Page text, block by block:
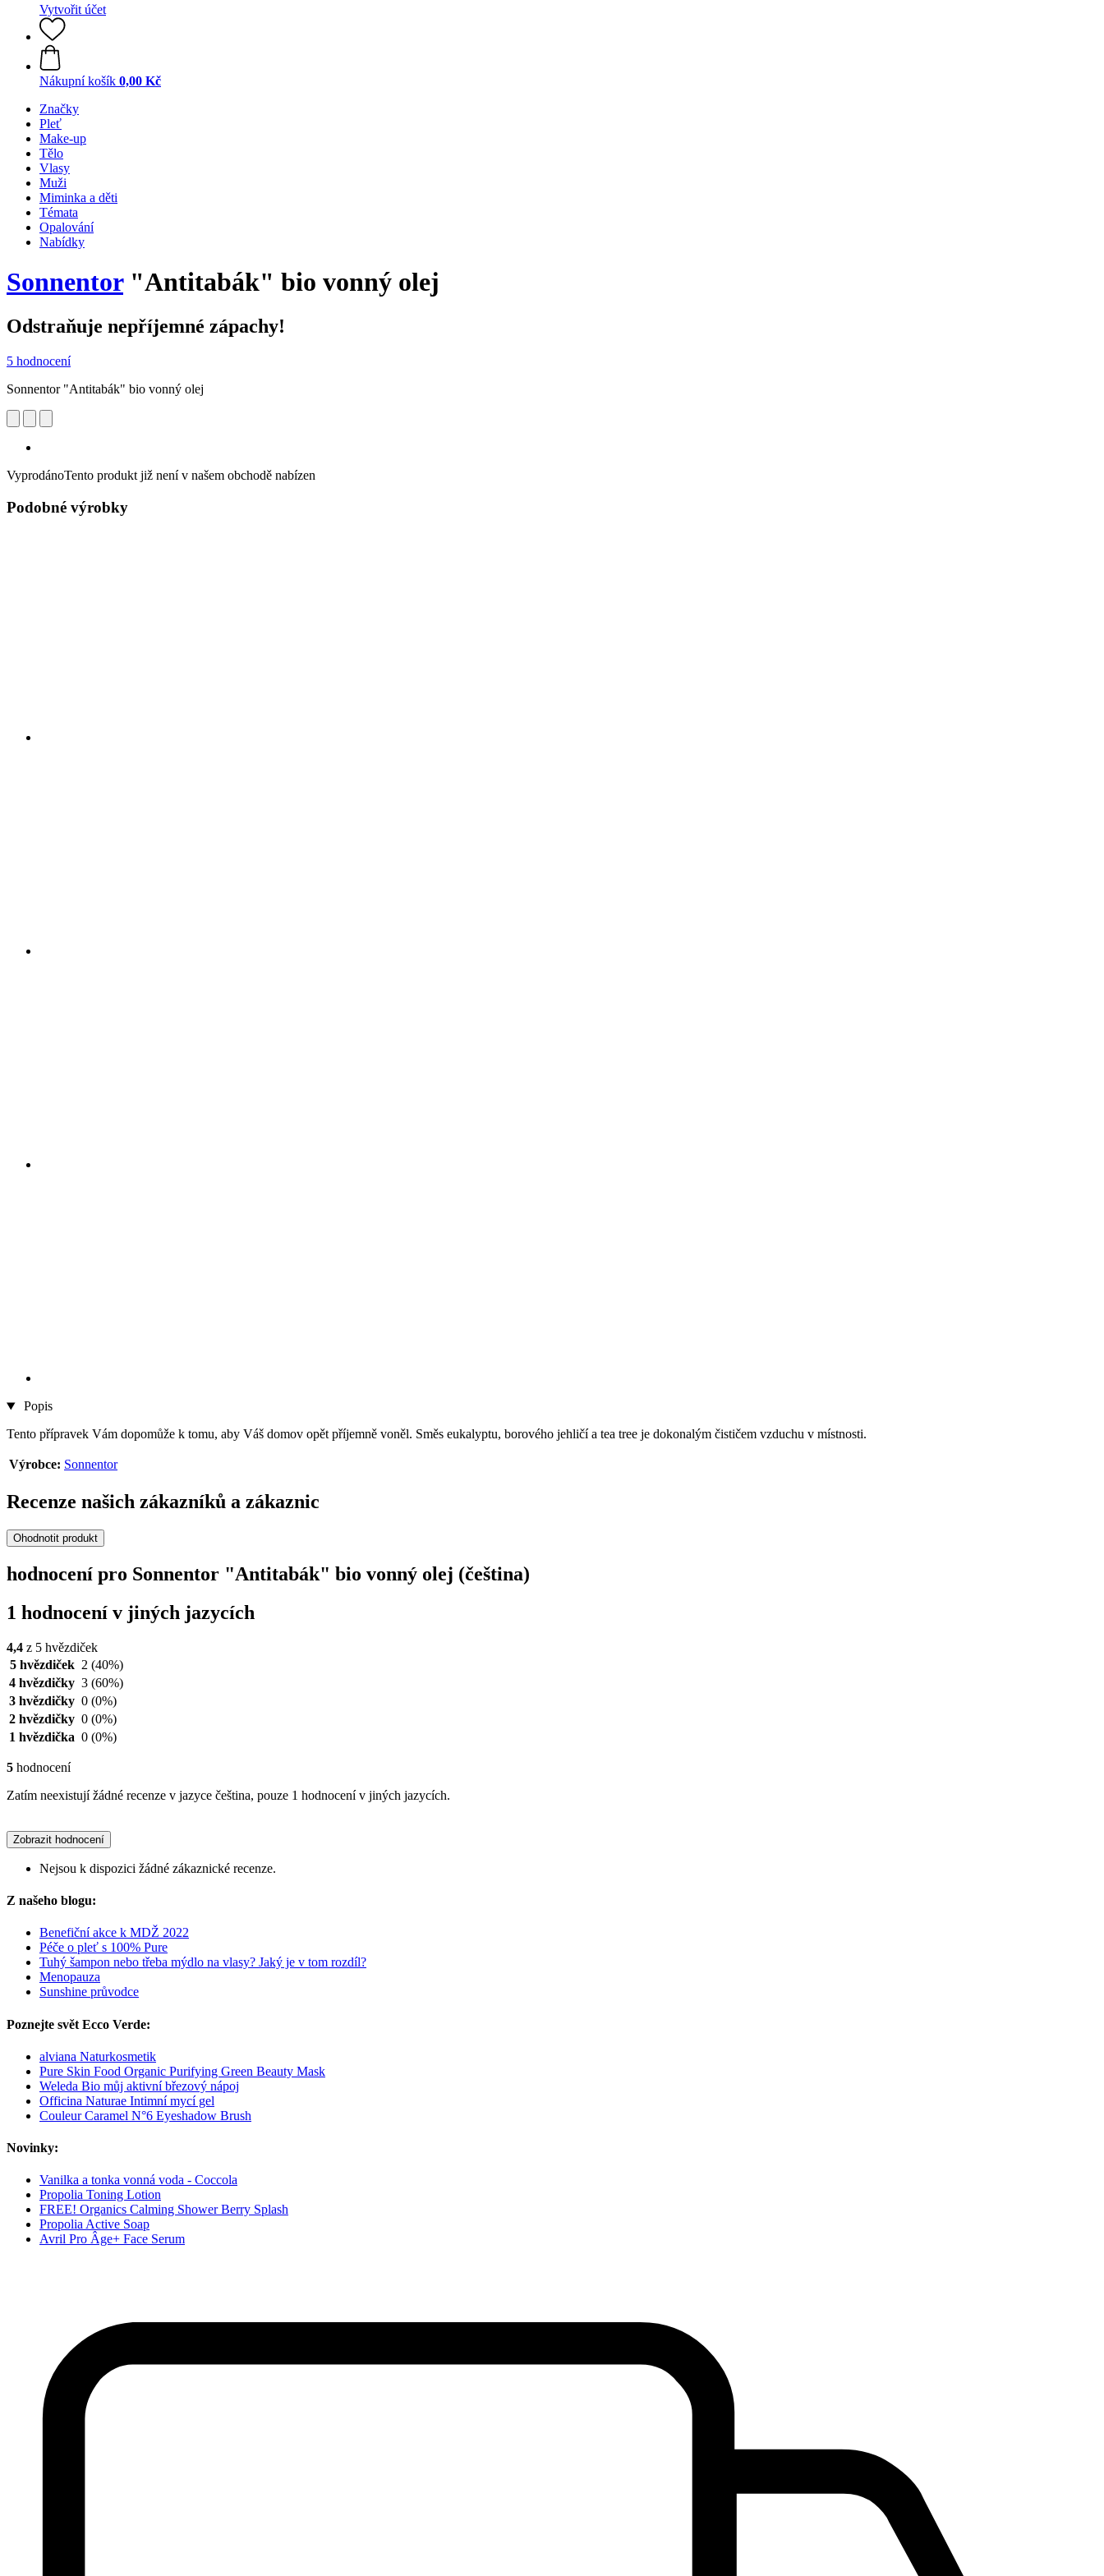
Vytvořit účet
Nákupní košík 0,00 Kč
Značky
Pleť
Make-up
Tělo
Vlasy
Muži
Miminka a děti
Témata
Opalování
Nabídky
Sonnentor"Antitabák" bio vonný olej
Odstraňuje nepříjemné zápachy!
5 hodnocení
Sonnentor "Antitabák" bio vonný olej
VyprodánoTento produkt již není v našem obchodě nabízen
Podobné výrobky
Popis
Tento přípravek Vám dopomůže k tomu, aby Váš domov opět příjemně voněl. Směs eukalyptu, borového jehličí a tea tree je dokonalým čističem vzduchu v místnosti.
Výrobce: Sonnentor
Recenze našich zákazníků a zákaznic
Ohodnotit produkt
hodnocení pro Sonnentor "Antitabák" bio vonný olej (čeština)
1 hodnocení v jiných jazycích
4,4 z 5 hvězdiček
5 hvězdiček 2 (40%)
4 hvězdičky 3 (60%)
3 hvězdičky 0 (0%)
2 hvězdičky 0 (0%)
1 hvězdička 0 (0%)
5 hodnocení
Zatím neexistují žádné recenze v jazyce čeština, pouze 1 hodnocení v jiných jazycích.
Zobrazit hodnocení
Nejsou k dispozici žádné zákaznické recenze.
Z našeho blogu:
Benefiční akce k MDŽ 2022
Péče o pleť s 100% Pure
Tuhý šampon nebo třeba mýdlo na vlasy? Jaký je v tom rozdíl?
Menopauza
Sunshine průvodce
Poznejte svět Ecco Verde:
alviana Naturkosmetik
Pure Skin Food Organic Purifying Green Beauty Mask
Weleda Bio můj aktivní březový nápoj
Officina Naturae Intimní mycí gel
Couleur Caramel N°6 Eyeshadow Brush
Novinky:
Vanilka a tonka vonná voda - Coccola
Propolia Toning Lotion
FREE! Organics Calming Shower Berry Splash
Propolia Active Soap
Avril Pro Âge+ Face Serum